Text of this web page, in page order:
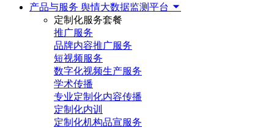
产品与服务 舆情大数据监测平台
定制化服务套餐
推广服务
品牌内容推广服务
短视频服务
数字化视频生产服务
学术传播
专业定制化内容传播
定制化内训
定制化机构品宣服务